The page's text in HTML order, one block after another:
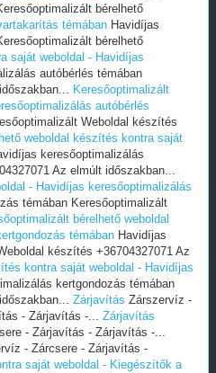
bérelhető
témában Havidíjas
bérelhető
saját weboldal - Havidíjas
autóbérlés témában
Keresőoptimalizált
autóbérlés
Weboldal készítés
weboldal készítés kontra saját
keresőoptimalizálás
Az elmúlt időszakban...
- Havidíjas keresőoptimalizálás
témában Keresőoptimalizált
bérelhető weboldal
témában Havidíjas
készítés +36704327071 Az
kontra saját weboldal - Havidíjas
kertgondozás témában
Zárjavítás Zárszervíz -
- Zárjavítás -... Zárjavítás
- Zárjavítás - Zárjavítás -...
- Zárcsere - Zárjavítás -
saját weboldal - Kiegészítők a